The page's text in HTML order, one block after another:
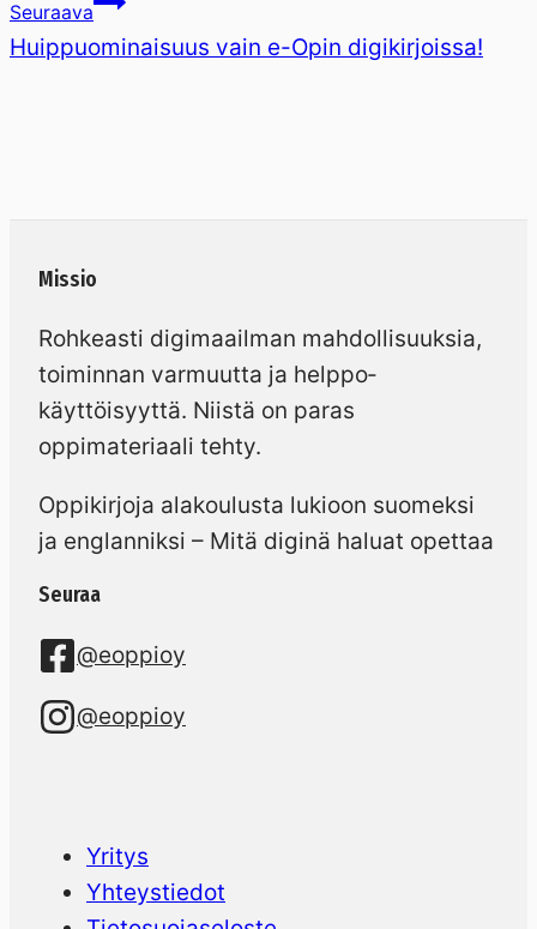
Seuraava
Huippuominaisuus vain e-Opin digikirjoissa!
Missio
Rohkeasti digimaailman mahdollisuuksia,
toiminnan varmuutta ja helppo­
käyttöisyyttä. Niistä on paras
oppimateriaali tehty.
Oppikirjoja alakoulusta lukioon suomeksi
ja englanniksi – Mitä diginä haluat opettaa
Seuraa
@eoppioy
@eoppioy
Yritys
Yhteystiedot